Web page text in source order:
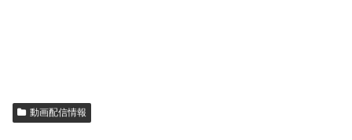
動画配信情報